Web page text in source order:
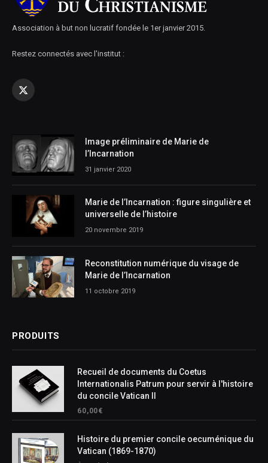
Association à but non lucratif fondée le 1er janvier 2015.
Restez connectés avec l'institut :
X
Image préliminaire de Marie de
l’Incarnation
31 janvier 2020
Marie de l’Incarnation : figure singulière et
universelle de l’histoire
20 novembre 2019
Reconstitution numérique du visage de
Marie de l’Incarnation
11 octobre 2019
PRODUITS
Recueil de documents du Coetus
Internationalis Patrum pour servir à l'histoire
du concile Vatican II
60,00€
Histoire du premier concile oecuménique du
Vatican (1869-1870)